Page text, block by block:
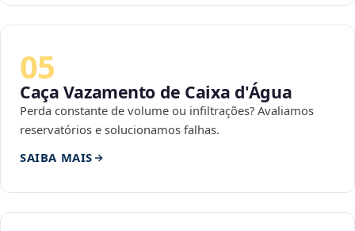
05
Caça Vazamento de Caixa d'Água
Perda constante de volume ou infiltrações? Avaliamos
reservatórios e solucionamos falhas.
SAIBA MAIS